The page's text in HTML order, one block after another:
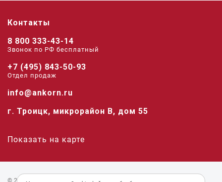
Контакты
8 800 333-43-14
Звонок по РФ беcплатный
+7 (495) 843-50-93
Отдел продаж
info@ankorn.ru
г. Троицк, микрорайон В, дом 55
Показать на карте
© 2026 «Анкорн».